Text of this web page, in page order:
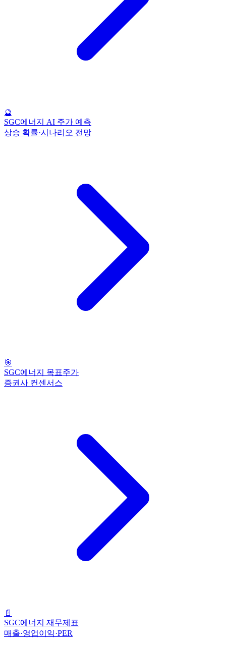
🔮
SGC에너지 AI 주가 예측
상승 확률·시나리오 전망
🎯
SGC에너지 목표주가
증권사 컨센서스
📄
SGC에너지 재무제표
매출·영업이익·PER